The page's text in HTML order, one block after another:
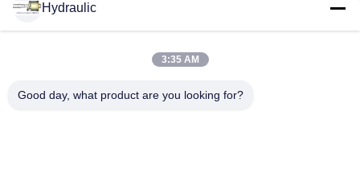
Contact rapide
Hydraulic
3:35 AM
Good day, what product are you looking for?